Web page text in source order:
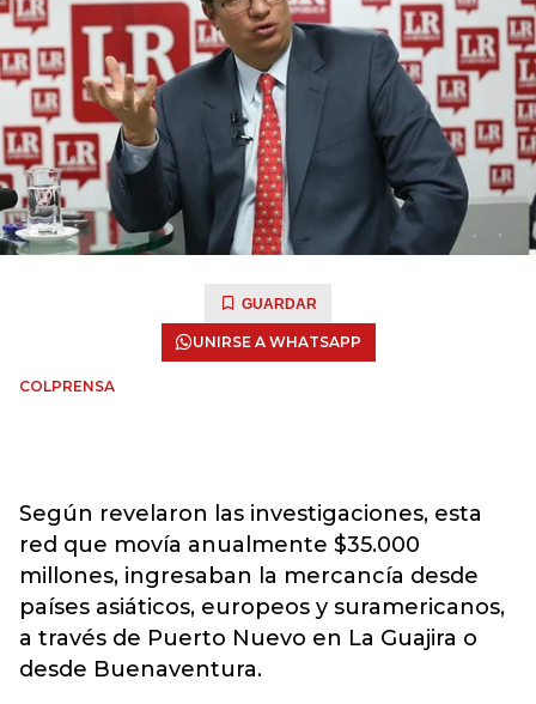
GUARDAR
UNIRSE A WHATSAPP
COLPRENSA
Según revelaron las investigaciones, esta
red que movía anualmente $35.000
millones, ingresaban la mercancía desde
países asiáticos, europeos y suramericanos,
a través de Puerto Nuevo en La Guajira o
desde Buenaventura.